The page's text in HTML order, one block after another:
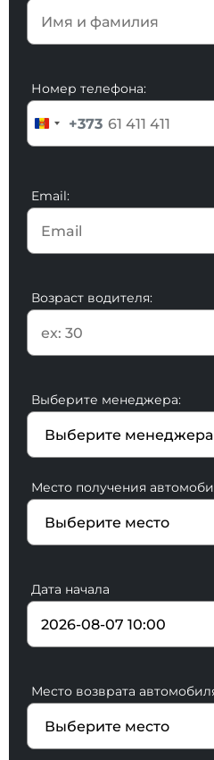
Номер телефона:
+373
Email:
Возраст водителя:
Выберите менеджера:
Место получения
Дата начала
Место возврата